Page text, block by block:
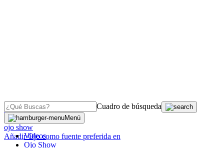
Cuadro de búsqueda
Menú
Videos
Ojo Show
OJO
ojo show
AñadirOjocomo fuente preferida en